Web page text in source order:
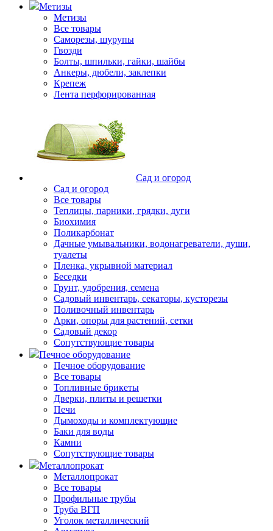
Метизы
Метизы
Все товары
Саморезы, шурупы
Гвозди
Болты, шпильки, гайки, шайбы
Анкеры, дюбели, заклепки
Крепеж
Лента перфорированная
Сад и огород
Сад и огород
Все товары
Теплицы, парники, грядки, дуги
Биохимия
Поликарбонат
Дачные умывальники, водонагреватели, души,
туалеты
Пленка, укрывной материал
Беседки
Грунт, удобрения, семена
Садовый инвентарь, секаторы, кусторезы
Поливочный инвентарь
Арки, опоры для растений, сетки
Садовый декор
Сопутствующие товары
Печное оборудование
Печное оборудование
Все товары
Топливные брикеты
Дверки, плиты и решетки
Печи
Дымоходы и комплектующие
Баки для воды
Камни
Сопутствующие товары
Металлопрокат
Металлопрокат
Все товары
Профильные трубы
Труба ВГП
Уголок металлический